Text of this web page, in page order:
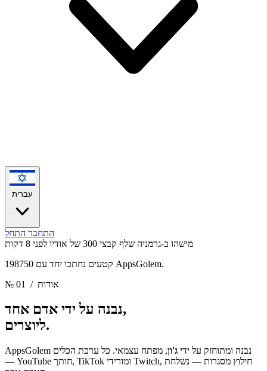
עברית
התחבר התחל
מישהו ב-גרמניה שלף קבצי 300 של אודיו
לפני 8 דקות
198750 קטעים נחתכו יחד עם AppsGolem.
№ 01
/ אודות
נבנה על ידי אדם אחד,
ליוצרים.
AppsGolem נבנה ומתוחזק על ידי ג'ון, מפתח עצמאי. כל ערכת הכלים
— YouTube חותך, TikTok ומורידי Twitch, חילוץ מסגרות — נשלחת